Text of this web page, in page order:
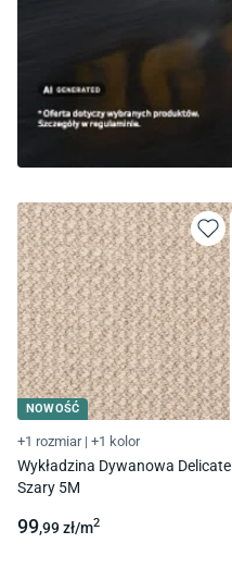
NOWOŚĆ
+1 rozmiar | +1 kolor
Wykładzina Dywanowa Delicate
Szary 5M
99,99zł/m2